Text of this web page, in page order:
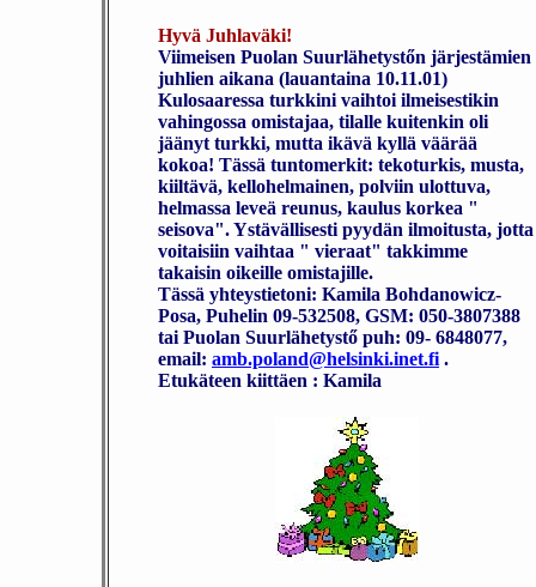
Hyvä Juhlaväki!
Viimeisen Puolan Suurlähetystőn järjestämien
juhlien aikana (lauantaina 10.11.01)
Kulosaaressa turkkini vaihtoi ilmeisestikin
vahingossa omistajaa, tilalle kuitenkin oli
jäänyt turkki, mutta ikävä kyllä väärää
kokoa! Tässä tuntomerkit: tekoturkis, musta,
kiiltävä, kellohelmainen, polviin ulottuva,
helmassa leveä reunus, kaulus korkea "
seisova". Ystävällisesti pyydän ilmoitusta, jotta
voitaisiin vaihtaa " vieraat" takkimme
takaisin oikeille omistajille.
Tässä yhteystietoni: Kamila Bohdanowicz-
Posa, Puhelin 09-532508, GSM: 050-3807388
tai Puolan Suurlähetystő puh: 09- 6848077,
email: amb.poland@helsinki.inet.fi .
Etukäteen kiittäen : Kamila